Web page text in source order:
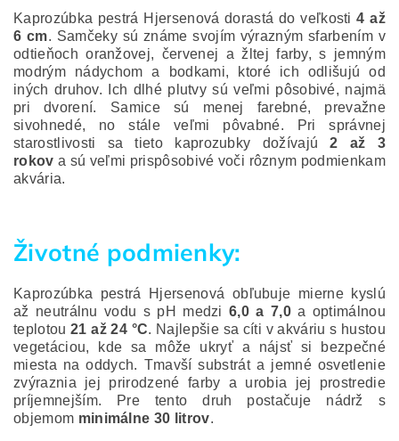
Kaprozúbka pestrá Hjersenová dorastá do veľkosti4 až
6 cm. Samčeky sú známe svojím výrazným sfarbením v
odtieňoch oranžovej, červenej a žltej farby, s jemným
modrým nádychom a bodkami, ktoré ich odlišujú od
iných druhov. Ich dlhé plutvy sú veľmi pôsobivé, najmä
pri dvorení. Samice sú menej farebné, prevažne
sivohnedé, no stále veľmi pôvabné. Pri správnej
starostlivosti sa tieto kaprozubky dožívajú2 až 3
rokov a sú veľmi prispôsobivé voči rôznym podmienkam
akvária.
Životné podmienky:
Kaprozúbka pestrá Hjersenová obľubuje mierne kyslú
až neutrálnu vodu s pH medzi6,0 a 7,0a optimálnou
teplotou21 až 24 °C. Najlepšie sa cíti v akváriu s hustou
vegetáciou, kde sa môže ukryť a nájsť si bezpečné
miesta na oddych. Tmavší substrát a jemné osvetlenie
zvýraznia jej prirodzené farby a urobia jej prostredie
príjemnejším. Pre tento druh postačuje nádrž s
objemom minimálne 30 litrov.